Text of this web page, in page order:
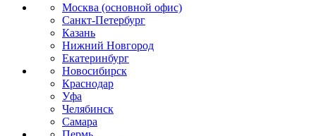
Москва (основной офис)
Санкт-Петербург
Казань
Нижний Новгород
Екатеринбург
Новосибирск
Краснодар
Уфа
Челябинск
Самара